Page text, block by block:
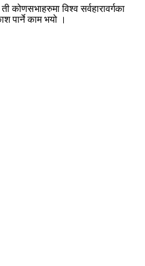
कोणसभाहरुमा विश्व सर्वहारावर्गका
पार्ने काम भयो ।